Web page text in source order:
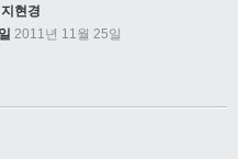
지현경
2011년 11월 25일